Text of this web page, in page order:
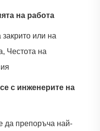
на работа
или на
Честота на
с инженерите на
да препоръча най-